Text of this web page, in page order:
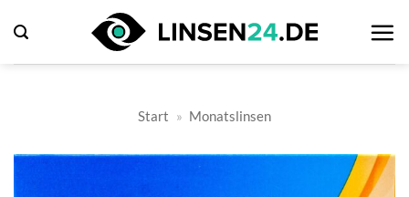
Inhalt
springen
Start » Monatslinsen